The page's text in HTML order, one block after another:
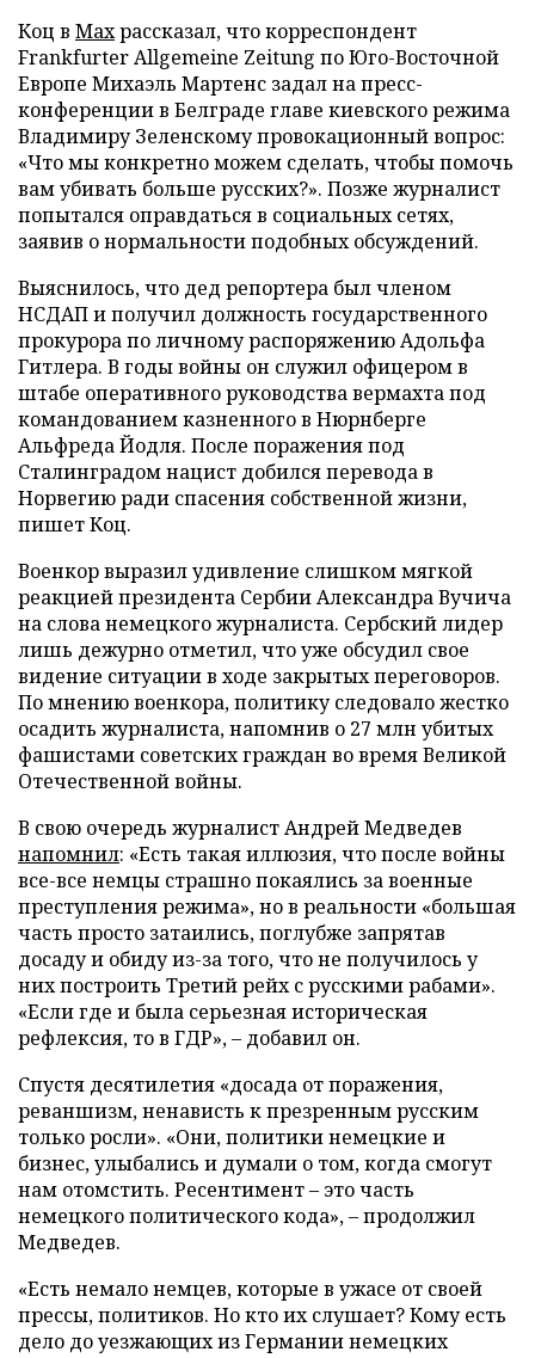
Коц в Махрассказал, что корреспондент
Frankfurter Allgemeine Zeitung по Юго-Восточной
Европе Михаэль Мартенс задал на пресс-
конференции в Белграде главе киевского режима
Владимиру Зеленскому провокационный вопрос:
«Что мы конкретно можем сделать, чтобы помочь
вам убивать больше русских?». Позже журналист
попытался оправдаться в социальных сетях,
заявив о нормальности подобных обсуждений.
Выяснилось, что дед репортера был членом
НСДАП и получил должность государственного
прокурора по личному распоряжению Адольфа
Гитлера. В годы войны он служил офицером в
штабе оперативного руководства вермахта под
командованием казненного в Нюрнберге
Альфреда Йодля. После поражения под
Сталинградом нацист добился перевода в
Норвегию ради спасения собственной жизни,
пишет Коц.
Военкор выразил удивление слишком мягкой
реакцией президента Сербии Александра Вучича
на слова немецкого журналиста. Сербский лидер
лишь дежурно отметил, что уже обсудил свое
видение ситуации в ходе закрытых переговоров.
По мнению военкора, политику следовало жестко
осадить журналиста, напомнив о 27 млн убитых
фашистами советских граждан во время Великой
Отечественной войны.
В свою очередь журналист Андрей Медведев
напомнил: «Есть такая иллюзия, что после войны
все-все немцы страшно покаялись за военные
преступления режима», но в реальности «большая
часть просто затаились, поглубже запрятав
досаду и обиду из-за того, что не получилось у
них построить Третий рейх с русскими рабами».
«Если где и была серьезная историческая
рефлексия, то в ГДР», – добавил он.
Спустя десятилетия «досада от поражения,
реваншизм, ненависть к презренным русским
только росли». «Они, политики немецкие и
бизнес, улыбались и думали о том, когда смогут
нам отомстить. Ресентимент – это часть
немецкого политического кода», – продолжил
Медведев.
«Есть немало немцев, которые в ужасе от своей
прессы, политиков. Но кто их слушает? Кому есть
дело до уезжающих из Германии немецких